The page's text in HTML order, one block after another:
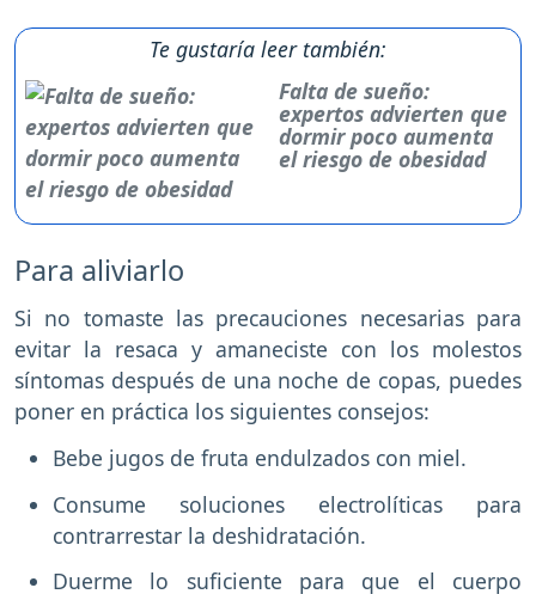
Te gustaría leer también:
Falta de sueño:
expertos advierten que
dormir poco aumenta
el riesgo de obesidad
Para aliviarlo
Si no tomaste las precauciones necesarias para
evitar la resaca y amaneciste con los molestos
síntomas después de una noche de copas, puedes
poner en práctica los siguientes consejos:
Bebe jugos de fruta endulzados con miel.
Consume soluciones electrolíticas para
contrarrestar la deshidratación.
Duerme lo suficiente para que el cuerpo